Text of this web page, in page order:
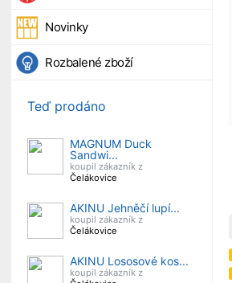
Novinky
Rozbalené zboží
Teď prodáno
MAGNUM Duck
Sandwi...
koupil zákazník z
Čelákovice
AKINU Jehněčí lupí...
koupil zákazník z
Čelákovice
AKINU Lososové kos...
koupil zákazník z